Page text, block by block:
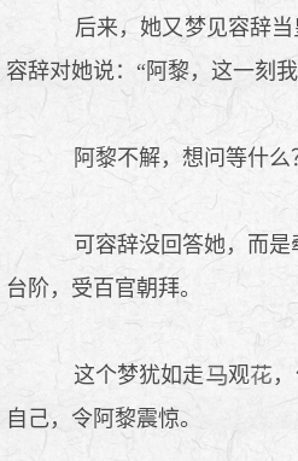
后来，她又梦见容辞当
容辞对她说：“阿黎，这一刻
阿黎不解，想问等什么
可容辞没回答她，而是
台阶，受百官朝拜。
这个梦犹如走 观
自己，令阿黎震惊。